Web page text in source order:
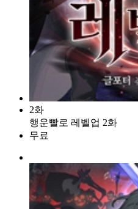
2화
행운빨로 레벨업 2화
무료